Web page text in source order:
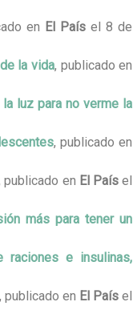
en El País el 8 de
la vida, publicado en
luz para no verme la
, publicado en
publicado en El País el
más para tener un
raciones e insulinas,
publicado en El País el